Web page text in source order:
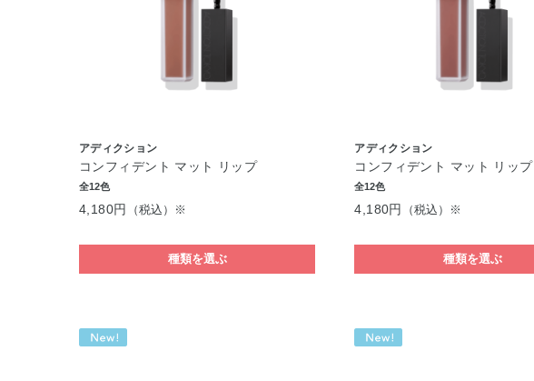
アディクション
コンフィデント マット リップ
全12色
4,180円 （税込）※
種類を選ぶ
アディクション
コンフィデント マット リップ
全12色
4,180円 （税込）※
種類を選ぶ